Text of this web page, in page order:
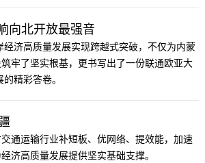
向北开放最强音
济高质量发展实现跨越式突破，不仅为内蒙
牢了坚实根基，更书写出了一份联通欧亚大
精彩答卷。
通运输行业补短板、优网络、提效能，加速
济高质量发展提供坚实基础支撑。